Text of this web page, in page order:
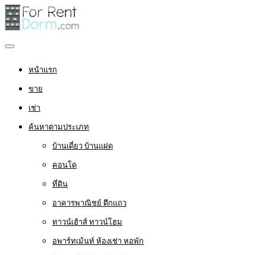
หน้าแรก
ขาย
เช่า
ค้นหาตามประเภท
บ้านเดี่ยว บ้านแฝด
คอนโด
ที่ดิน
อาคารพาณิชย์ ตึกแถว
ทาวน์เฮ้าส์ ทาวน์โฮม
อพาร์ทเม้นท์ ห้องเช่า หอพัก